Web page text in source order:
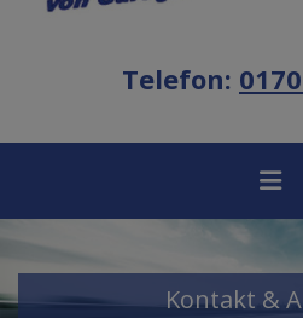
Telefon:
Kontakt &